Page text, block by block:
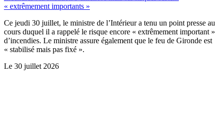
« extrêmement importants »
Ce jeudi 30 juillet, le ministre de l’Intérieur a tenu un point presse au
cours duquel il a rappelé le risque encore « extrêmement important »
d’incendies. Le ministre assure également que le feu de Gironde est
« stabilisé mais pas fixé ».
Le 30 juillet 2026